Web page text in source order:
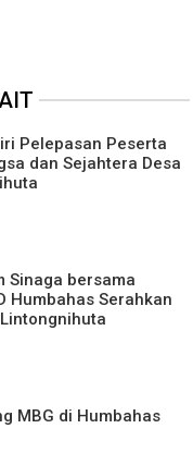
Pelepasan Peserta
dan Sejahtera Desa
Sinaga bersama
Humbahas Serahkan
MBG di Humbahas